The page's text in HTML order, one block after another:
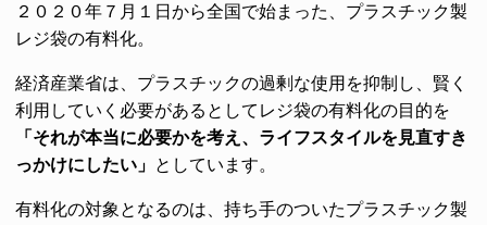
２０２０年７月１日から全国で始まった、プラスチック製
レジ袋の有料化。
経済産業省は、プラスチックの過剰な使用を抑制し、賢く
利用していく必要があるとしてレジ袋の有料化の目的を
「それが本当に必要かを考え、ライフスタイルを見直すき
っかけにしたい」 としています。
有料化の対象となるのは、持ち手のついたプラスチック製